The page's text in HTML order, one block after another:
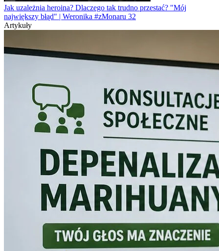
Jak uzależnia heroina? Dlaczego tak trudno przestać? "Mój
największy błąd" | Weronika #zMonaru 32
Artykuły